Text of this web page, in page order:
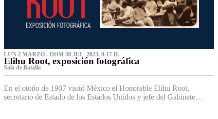
LUN 2 MARZO - DOM 30 JUL 2023, 9-17 H.
Elihu Root, exposición fotográfica
Sala de Batalla
En el otoño de 1907 visitó México el Honorable Elihu Root,
secretario de Estado de los Estados Unidos y jefe del Gabinete…